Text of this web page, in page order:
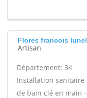
Flores francois lunel
Artisan
Département: 34
Installation sanitaire
de bain clé en main